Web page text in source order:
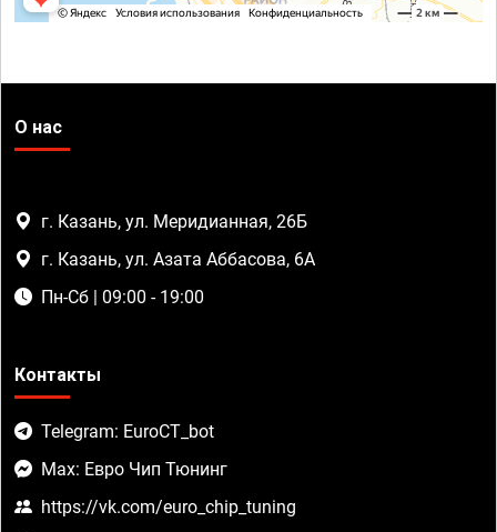
О нас
г. Казань, ул. Меридианная, 26Б
г. Казань, ул. Азата Аббасова, 6А
Пн-Сб | 09:00 - 19:00
Контакты
Telegram: EuroCT_bot
Max: Евро Чип Тюнинг
https://vk.com/euro_chip_tuning